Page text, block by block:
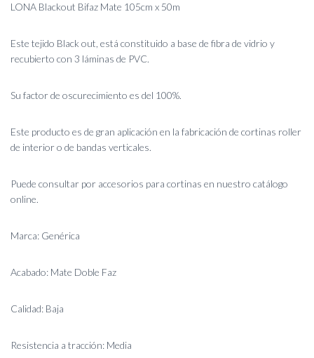
LONA Blackout Bifaz Mate 105cm x 50m
Este tejido Black out, está constituido a base de fibra de vidrio y
recubierto con 3 láminas de PVC.
Su factor de oscurecimiento es del 100%.
Este producto es de gran aplicación en la fabricación de cortinas roller
de interior o de bandas verticales.
Puede consultar por accesorios para cortinas en nuestro catálogo
online.
Marca: Genérica
Acabado: Mate Doble Faz
Calidad: Baja
Resistencia a tracción: Media